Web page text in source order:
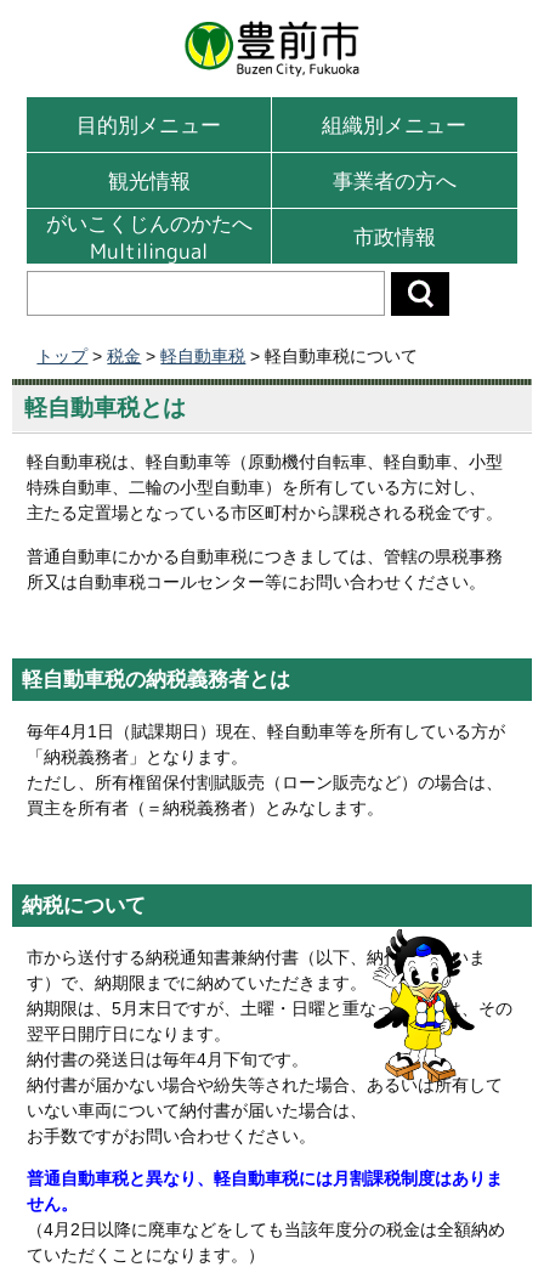
目的別メニュー
組織別メニュー
観光情報
事業者の方へ
がいこくじんのかたへ
Multilingual
市政情報
トップ >税金 >軽自動車税 > 軽自動車税について
軽自動車税とは
軽自動車税は、軽自動車等（原動機付自転車、軽自動車、小型
特殊自動車、二輪の小型自動車）を所有している方に対し、
主たる定置場となっている市区町村から課税される税金です。
普通自動車にかかる自動車税につきましては、管轄の県税事務
所又は自動車税コールセンター等にお問い合わせください。
軽自動車税の納税義務者とは
毎年4月1日（賦課期日）現在、軽自動車等を所有している方が
「納税義務者」となります。
ただし、所有権留保付割賦販売（ローン販売など）の場合は、
買主を所有者（＝納税義務者）とみなします。
納税について
市から送付する納税通知書兼納付書（以下、納付書といいま
す）で、納期限までに納めていただきます。
納期限は、5月末日ですが、土曜・日曜と重なった場合は、その
翌平日開庁日になります。
納付書の発送日は毎年4月下旬です。
納付書が届かない場合や紛失等された場合、あるいは所有して
いない車両について納付書が届いた場合は、
お手数ですがお問い合わせください。
普通自動車税と異なり、軽自動車税には月割課税制度はありま
せん。
（4月2日以降に廃車などをしても当該年度分の税金は全額納め
ていただくことになります。）